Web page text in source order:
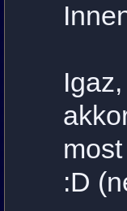
:D